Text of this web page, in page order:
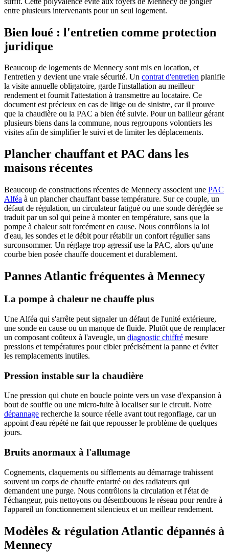
entre plusieurs intervenants pour un seul logement.
Bien loué : l'entretien comme protection
juridique
Beaucoup de logements de Mennecy sont mis en location, et
l'entretien y devient une vraie sécurité. Un contrat d'entretien planifie
la visite annuelle obligatoire, garde l'installation au meilleur
rendement et fournit l'attestation à transmettre au locataire. Ce
document est précieux en cas de litige ou de sinistre, car il prouve
que la chaudière ou la PAC a bien été suivie. Pour un bailleur gérant
plusieurs biens dans la commune, nous regroupons volontiers les
visites afin de simplifier le suivi et de limiter les déplacements.
Plancher chauffant et PAC dans les
maisons récentes
Beaucoup de constructions récentes de Mennecy associent une PAC
Alféa à un plancher chauffant basse température. Sur ce couple, un
défaut de régulation, un circulateur fatigué ou une sonde déréglée se
traduit par un sol qui peine à monter en température, sans que la
pompe à chaleur soit forcément en cause. Nous contrôlons la loi
d'eau, les sondes et le débit pour rétablir un confort régulier sans
surconsommer. Un réglage trop agressif use la PAC, alors qu'une
courbe bien posée chauffe doucement et durablement.
Pannes Atlantic fréquentes à Mennecy
La pompe à chaleur ne chauffe plus
Une Alféa qui s'arrête peut signaler un défaut de l'unité extérieure,
une sonde en cause ou un manque de fluide. Plutôt que de remplacer
un composant coûteux à l'aveugle, un diagnostic chiffré mesure
pressions et températures pour cibler précisément la panne et éviter
les remplacements inutiles.
Pression instable sur la chaudière
Une pression qui chute en boucle pointe vers un vase d'expansion à
bout de souffle ou une micro-fuite à localiser sur le circuit. Notre
dépannage recherche la source réelle avant tout regonflage, car un
appoint d'eau répété ne fait que repousser le problème de quelques
jours.
Bruits anormaux à l'allumage
Cognements, claquements ou sifflements au démarrage trahissent
souvent un corps de chauffe entartré ou des radiateurs qui
demandent une purge. Nous contrôlons la circulation et l'état de
l'échangeur, puis nettoyons ou désembouons le réseau pour rendre à
l'appareil un fonctionnement silencieux et un meilleur rendement.
Modèles & régulation Atlantic dépannés à
Mennecy